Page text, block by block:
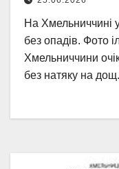
На Хмельниччині
без опадів. Фото
Хмельниччини
без натяку на